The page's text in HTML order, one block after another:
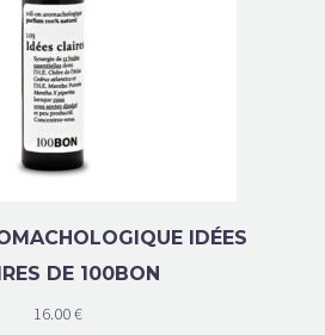
IDÉES
DE 100BON
16.00€